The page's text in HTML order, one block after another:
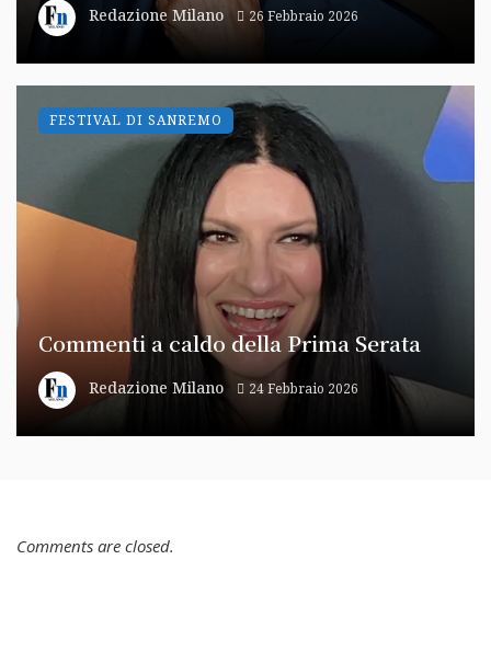
Redazione Milano 26 Febbraio 2026
Commenti a caldo della Prima Serata
Redazione Milano 24 Febbraio 2026
FESTIVAL DI SANREMO
Comments are closed.